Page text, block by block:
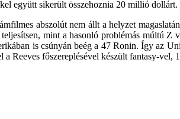
együtt sikerült összehoznia 20 millió dollárt.
abszolút nem állt a helyzet
mint a hasonló problémás múltú
is csúnyán beég a 47 Ronin. Így az
Reeves főszereplésével készült fantasy-vel,